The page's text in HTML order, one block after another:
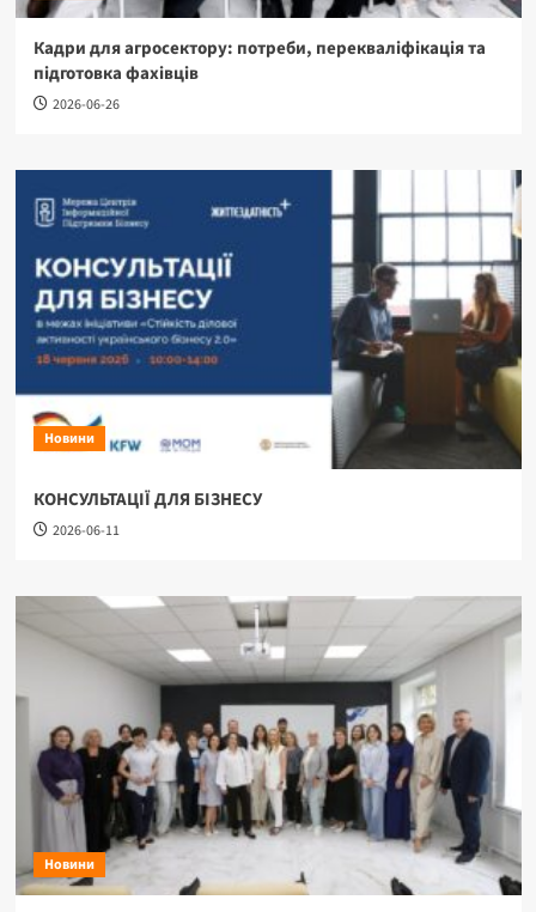
Кадри для агросектору: потреби, перекваліфікація та
підготовка фахівців
2026-06-26
Новини
КОНСУЛЬТАЦІЇ ДЛЯ БІЗНЕСУ
2026-06-11
Новини